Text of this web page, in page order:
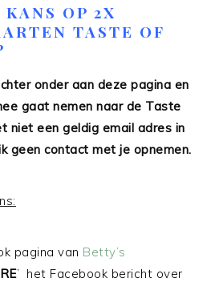
OP 2X
TASTE OF
onder aan deze pagina en
gaat nemen naar de Taste
niet een geldig email adres in
geen contact met je opnemen.
pagina van Betty’s
’ het Facebook bericht over